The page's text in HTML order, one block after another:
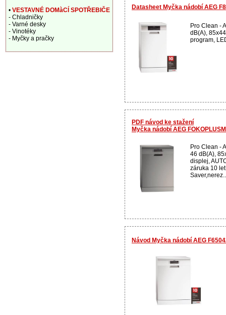
Datasheet Myčka nádobí AEG
Pro Clean -
dB(A),
program,
PDF návod ke stažení
Myčka nádobí AEG
Pro Clean -
46 dB(A),
displej,
záruka 10
Návod Myčka nádobí AEG
• VESTAVNÉ DOMàCÍ SPOTŘEBIČE
- Chladničky
- Varné desky
- Vinotéky
- Myčky a pračky